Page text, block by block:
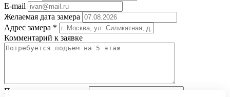
E-mail
Желаемая дата замера
Адрес замера *
Комментарий к заявке
Понравившаяся модель